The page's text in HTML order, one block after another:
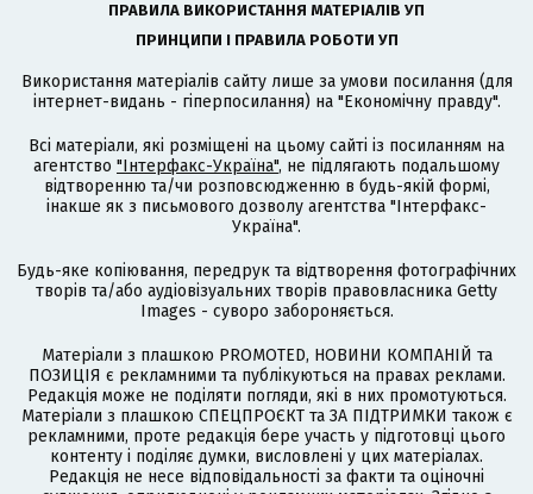
ПРАВИЛА ВИКОРИСТАННЯ МАТЕРІАЛІВ УП
ПРИНЦИПИ І ПРАВИЛА РОБОТИ УП
Використання матеріалів сайту лише за умови посилання (для
інтернет-видань - гіперпосилання) на "Економічну правду".
Всі матеріали, які розміщені на цьому сайті із посиланням на
агентство "Інтерфакс-Україна", не підлягають подальшому
відтворенню та/чи розповсюдженню в будь-якій формі,
інакше як з письмового дозволу агентства "Інтерфакс-
Україна".
Будь-яке копіювання, передрук та відтворення фотографічних
творів та/або аудіовізуальних творів правовласника Getty
Images - суворо забороняється.
Матеріали з плашкою PROMOTED, НОВИНИ КОМПАНІЙ та
ПОЗИЦІЯ є рекламними та публікуються на правах реклами.
Редакція може не поділяти погляди, які в них промотуються.
Матеріали з плашкою СПЕЦПРОЄКТ та ЗА ПІДТРИМКИ також є
рекламними, проте редакція бере участь у підготовці цього
контенту і поділяє думки, висловлені у цих матеріалах.
Редакція не несе відповідальності за факти та оціночні